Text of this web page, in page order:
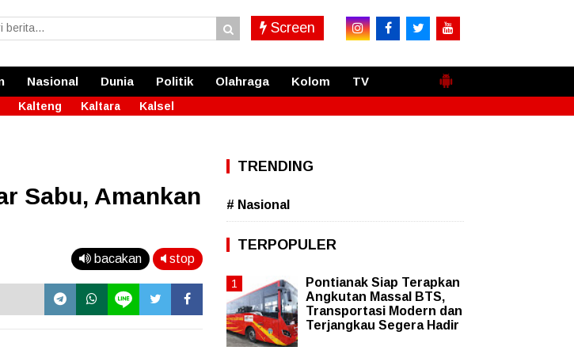
Screen
Nasional Dunia Politik Olahraga Kolom TV
Kalteng Kaltara Kalsel
Sabu, Amankan
bacakan stop
TRENDING
# Nasional
TERPOPULER
Pontianak Siap Terapkan
Angkutan Massal BTS,
Transportasi Modern dan
Terjangkau Segera Hadir